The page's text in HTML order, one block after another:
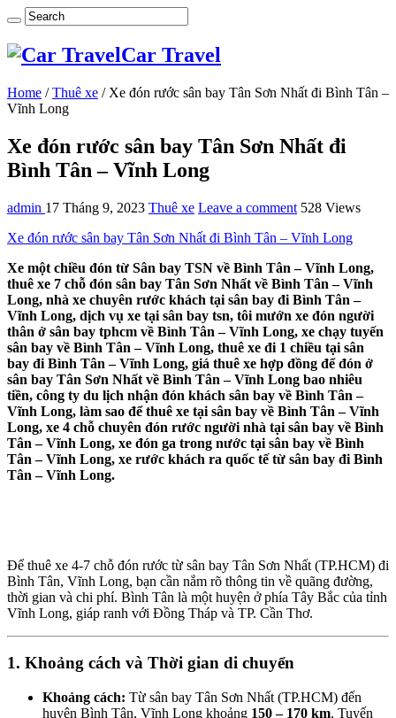
Car Travel
Home / Thuê xe / Xe đón rước sân bay Tân Sơn Nhất đi Bình Tân –
Vĩnh Long
Xe đón rước sân bay Tân Sơn Nhất đi
Bình Tân – Vĩnh Long
admin 17 Tháng 9, 2023 Thuê xe Leave a comment 528 Views
Xe đón rước sân bay Tân Sơn Nhất đi Bình Tân – Vĩnh Long
Xe một chiều đón từ Sân bay TSN về Bình Tân – Vĩnh Long,
thuê xe 7 chỗ đón sân bay Tân Sơn Nhất về Bình Tân – Vĩnh
Long, nhà xe chuyên rước khách tại sân bay đi Bình Tân –
Vĩnh Long, dịch vụ xe tại sân bay tsn, tôi mướn xe đón người
thân ở sân bay tphcm về Bình Tân – Vĩnh Long, xe chạy tuyến
sân bay về Bình Tân – Vĩnh Long, thuê xe đi 1 chiều tại sân
bay đi Bình Tân – Vĩnh Long, giá thuê xe hợp đồng để đón ở
sân bay Tân Sơn Nhất về Bình Tân – Vĩnh Long bao nhiêu
tiền, công ty du lịch nhận đón khách sân bay về Bình Tân –
Vĩnh Long, làm sao để thuê xe tại sân bay về Bình Tân – Vĩnh
Long, xe 4 chỗ chuyên đón rước người nhà tại sân bay về Bình
Tân – Vĩnh Long, xe đón ga trong nước tại sân bay về Bình
Tân – Vĩnh Long, xe rước khách ra quốc tế từ sân bay đi Bình
Tân – Vĩnh Long.
Để thuê xe 4-7 chỗ đón rước từ sân bay Tân Sơn Nhất (TP.HCM) đi
Bình Tân, Vĩnh Long, bạn cần nắm rõ thông tin về quãng đường,
thời gian và chi phí. Bình Tân là một huyện ở phía Tây Bắc của tỉnh
Vĩnh Long, giáp ranh với Đồng Tháp và TP. Cần Thơ.
1. Khoảng cách và Thời gian di chuyển
Khoảng cách: Từ sân bay Tân Sơn Nhất (TP.HCM) đến
huyện Bình Tân, Vĩnh Long khoảng 150 – 170 km. Tuyến